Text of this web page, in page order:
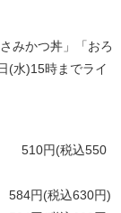
みかつ丼」「おろ
(水)15時までライ
円(税込550
円(税込630円)